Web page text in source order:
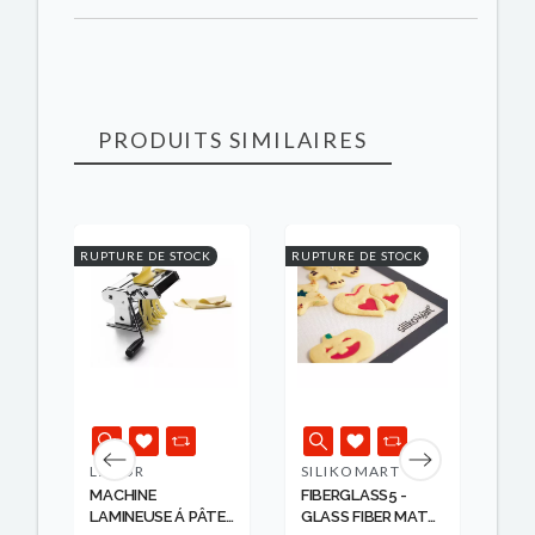
PRODUITS SIMILAIRES
RUPTURE DE STOCK
LACOR
MACHINE
LAMINEUSE Á PÂTE
RUPTURE DE STOCK
SILIKOMART
FIBERGLASS5 -
GLASS FIBER MAT